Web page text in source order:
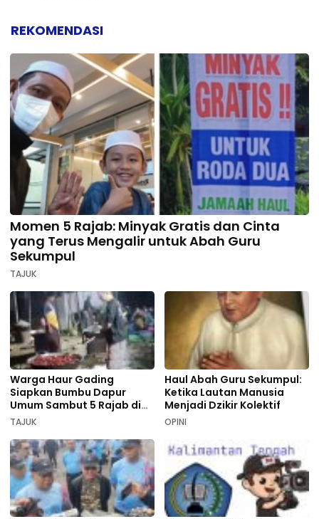
REKOMENDASI
Momen 5 Rajab: Minyak Gratis dan Cinta
yang Terus Mengalir untuk Abah Guru
Sekumpul
TAJUK
Warga Haur Gading
Siapkan Bumbu Dapur
Umum Sambut 5 Rajab di
Sekumpul
TAJUK
Haul Abah Guru Sekumpul:
Ketika Lautan Manusia
Menjadi Dzikir Kolektif
OPINI